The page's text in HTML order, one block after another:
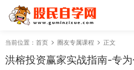
当前位置： 首页 圈友专属课程 正文
洪榕投资赢家实战指南-专